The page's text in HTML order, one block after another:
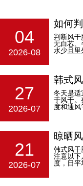
04
2026-08
如何
判断风
无白芯、
水少且里
27
2026-07
韩式
冬天是适
于风干。
度和通风
21
2026-07
晾晒
韩式风干
注意以下
度，日平